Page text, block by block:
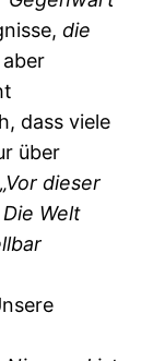
die
aber
dass viele
über
„Vor dieser
Welt